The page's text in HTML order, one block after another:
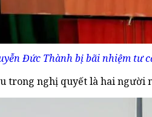
Đức Thành bị bãi nhiệm tư
trong nghị quyết là hai người